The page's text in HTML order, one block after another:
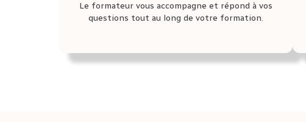
Le formateur vous accompagne et répond à vos
questions tout au long de votre formation.